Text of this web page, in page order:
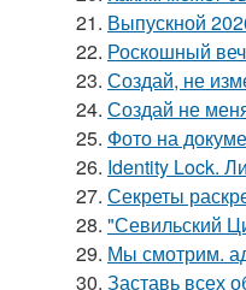
21. Выпускной
22. Роскошный
23. Создай, не
24. Создай не
25. Фото на
26. Identity Lock.
27. Секреты
28. "Севильский
29. Мы смотрим.
30. Заставь всех